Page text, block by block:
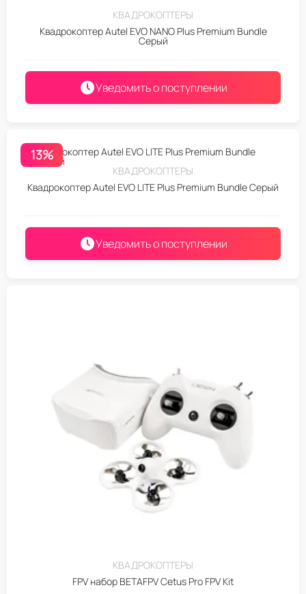
КВАДРОКОПТЕРЫ
Квадрокоптер Autel EVO NANO Plus Premium Bundle
Серый
Уведомить о поступлении
13%
КВАДРОКОПТЕРЫ
Квадрокоптер Autel EVO LITE Plus Premium Bundle Серый
Уведомить о поступлении
КВАДРОКОПТЕРЫ
FPV набор BETAFPV Cetus Pro FPV Kit